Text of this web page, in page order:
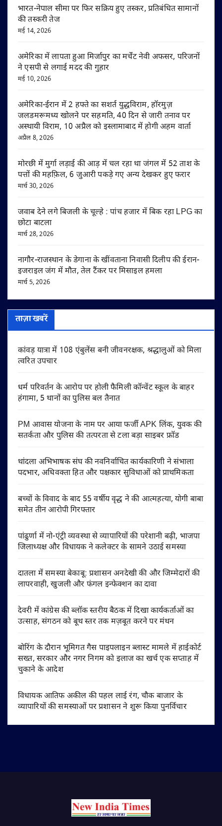
भारत-नेपाल सीमा पर फिर सक्रिय हुए तस्कर, प्रतिबंधित सामानों
की तस्करी तेज
मई 14, 2026
अमेरिका में लापता हुआ मिर्जापुर का मर्चेंट नेवी अफसर, परिजनों
ने एसपी से लगाई मदद की गुहार
मई 10, 2026
अमेरिका-ईरान में 2 हफ्ते का सशर्त युद्धविराम, हॉरमुज़
जलडमरूमध्य खोलने पर सहमति, 40 दिन से जारी तनाव पर
अस्थायी विराम, 10 अप्रैल को इस्लामाबाद में होगी अहम वार्ता
अप्रैल 8, 2026
मोरछी में मुर्गा लड़ाई की आड़ में चल रहा था जंगल में 52 ताश के
पत्तों की महफ़िल, 6 जुआरी पकड़े गए अन्य देखकर हुए फरार
मार्च 30, 2026
जवाब देने लगे बिजली के चूल्हे : पांच हजार में बिक रहा LPG का
छोटा बाटला
मार्च 28, 2026
नागौर-राजस्थान के डेगाना के खींवताना निवासी दिलीप की ईरान-
इजराइल जंग में मौत, तेल टैंकर पर मिसाइल हमला
मार्च 5, 2026
ताज़ा खबरें
कांवड़ यात्रा में 108 एंबुलेंस बनी जीवनरक्षक, श्रद्धालुओं को मिला
त्वरित उपचार
धर्म परिवर्तन के आरोप पर होली फैमिली कॉन्वेंट स्कूल के बाहर
हंगामा, 5 थानों का पुलिस बल तैनात
PM आवास योजना के नाम पर आया फर्जी APK लिंक, युवक की
सतर्कता और पुलिस की तत्परता से टला बड़ा साइबर फ्रॉड
थांदला अभिभाषक संघ की नवनिर्वाचित कार्यकारिणी ने संभाला
पदभार, अधिवक्ता हित और पक्षकार सुविधाओं को प्राथमिकता
बच्चों के विवाद के बाद 55 वर्षीय वृद्ध ने की आत्महत्या, योगी बाबा
समेत तीन आरोपी गिरफ्तार
पांढुर्णा में नो-एंट्री व्यवस्था से व्यापारियों की परेशानी बढ़ी, भाजपा
जिलाध्यक्ष और विधायक ने कलेक्टर के सामने उठाई समस्या
दातला में समस्या बेकाबू: प्रशासन अनदेखी की और जिम्मेदारों की
लापरवाही, खुजली और फंगल इन्फेक्शन का दावा
देवरी में कांग्रेस की ब्लॉक स्तरीय बैठक में दिखा कार्यकर्ताओं का
उत्साह, संगठन को बूथ स्तर तक मज़बूत करने पर मंथन
बोरिंग के दौरान भूमिगत गैस पाइपलाइन ब्लास्ट मामले में हाईकोर्ट
सख्त, सरकार और नगर निगम को इलाज का खर्च एक सप्ताह में
चुकाने के आदेश
विधायक आतिफ अकील की पहल लाई रंग, चौक बाजार के
व्यापारियों की समस्याओं पर प्रशासन ने शुरू किया पुनर्विचार